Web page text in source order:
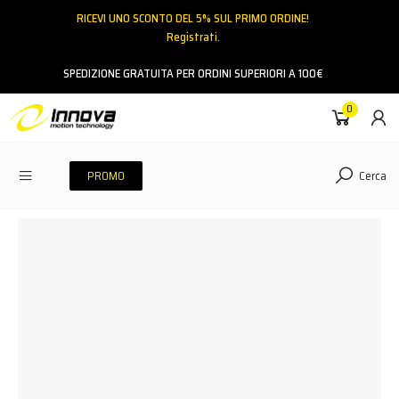
RICEVI UNO SCONTO DEL 5% SUL PRIMO ORDINE!
Registrati.
SPEDIZIONE GRATUITA PER ORDINI SUPERIORI A 100€
0
PROMO Cerca